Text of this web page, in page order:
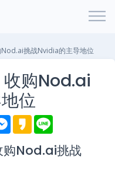
挑战Nvidia的主导地位
购Nod.ai
位
M
e
s
e
K
a
a
o
e
购Nod.ai挑战